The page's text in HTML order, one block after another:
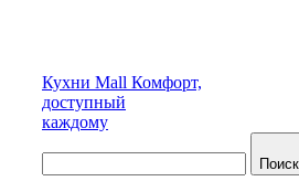
Кухни Mall Комфорт,
доступный
каждому
Поиск